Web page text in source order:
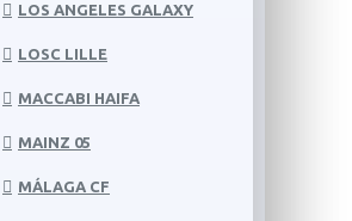
LOS ANGELES GALAXY
LOSC LILLE
MACCABI HAIFA
MAINZ 05
MÁLAGA CF